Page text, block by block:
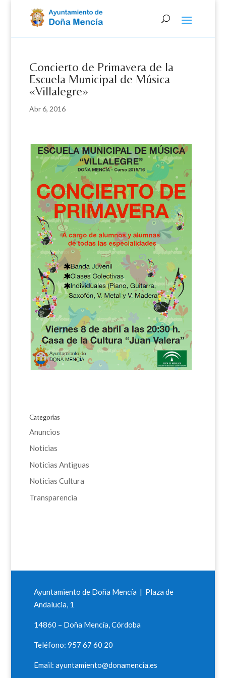
Concierto de Primavera de la
Escuela Municipal de Música
«Villalegre»
Abr 6, 2016
Categorías
Anuncios
Noticias
Noticias Antiguas
Noticias Cultura
Transparencia
Ayuntamiento de Doña Mencía | Plaza de
Andalucia, 1
14860 – Doña Mencía, Córdoba
Teléfono: 957 67 60 20
Email: ayuntamiento@donamencia.es